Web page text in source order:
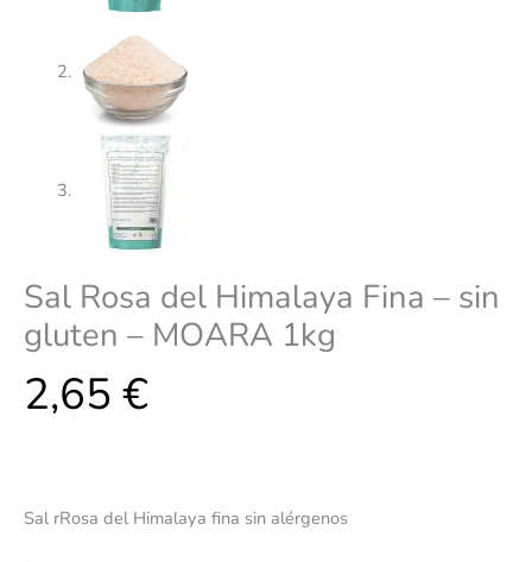
Sal Rosa del Himalaya Fina – sin
gluten – MOARA 1kg
2,65 €
Sal rRosa del Himalaya fina sin alérgenos